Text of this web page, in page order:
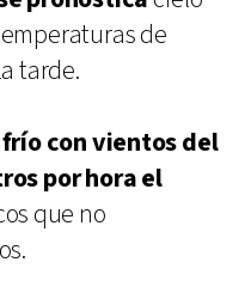
de
tarde.
con vientos del
por hora el
que no